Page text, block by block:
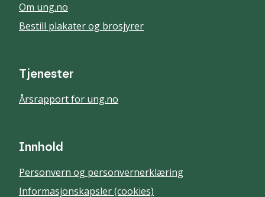
Om ung.no
Bestill plakater og brosjyrer
Tjenester
Årsrapport for ung.no
Innhold
Personvern og personvernerklæring
Informasjonskapsler (cookies)